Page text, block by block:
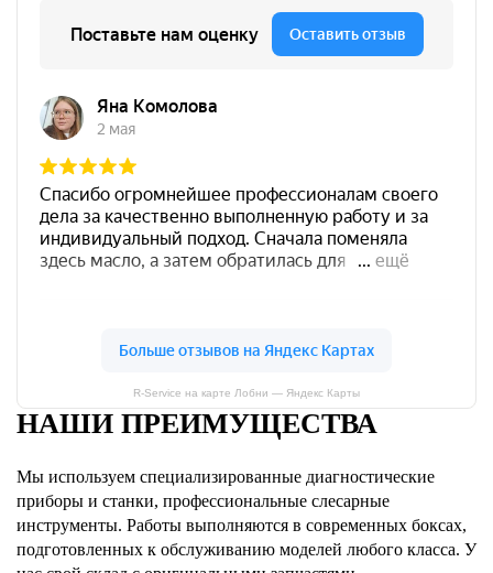
R-Service на карте Лобни — Яндекс Карты
НАШИ ПРЕИМУЩЕСТВА
Мы используем специализированные диагностические
приборы и станки, профессиональные слесарные
инструменты. Работы выполняются в современных боксах,
подготовленных к обслуживанию моделей любого класса. У